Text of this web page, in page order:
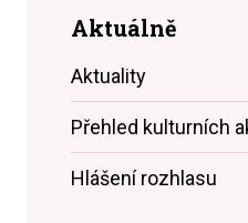
Aktuálně
Aktuality
Přehled kulturních
Hlášení rozhlasu